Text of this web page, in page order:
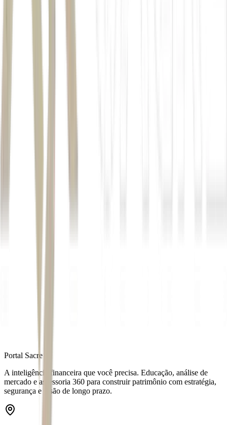
Portal Sacre
A inteligência financeira que você precisa. Educação, análise de
mercado e assessoria 360 para construir patrimônio com estratégia,
segurança e visão de longo prazo.